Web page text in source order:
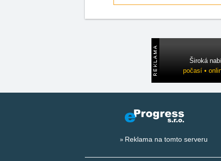
Široká
počasí •
Reklama na tomto serveru